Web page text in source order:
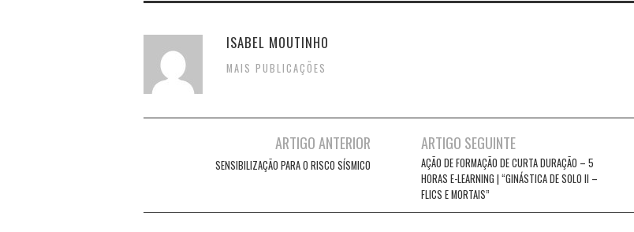
ISABEL MOUTINHO
MAIS PUBLICAÇÕES
navigation
ARTIGO ANTERIOR
SENSIBILIZAÇÃO PARA O RISCO SÍSMICO
ARTIGO SEGUINTE
AÇÃO DE FORMAÇÃO DE CURTA DURAÇÃO – 5
HORAS E-LEARNING | “GINÁSTICA DE SOLO II –
FLICS E MORTAIS”